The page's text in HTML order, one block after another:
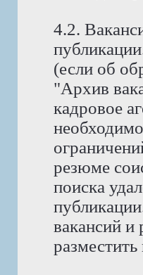
4.2.
(если об
"Архив
кадровое
резюме
поиска
вакансий и